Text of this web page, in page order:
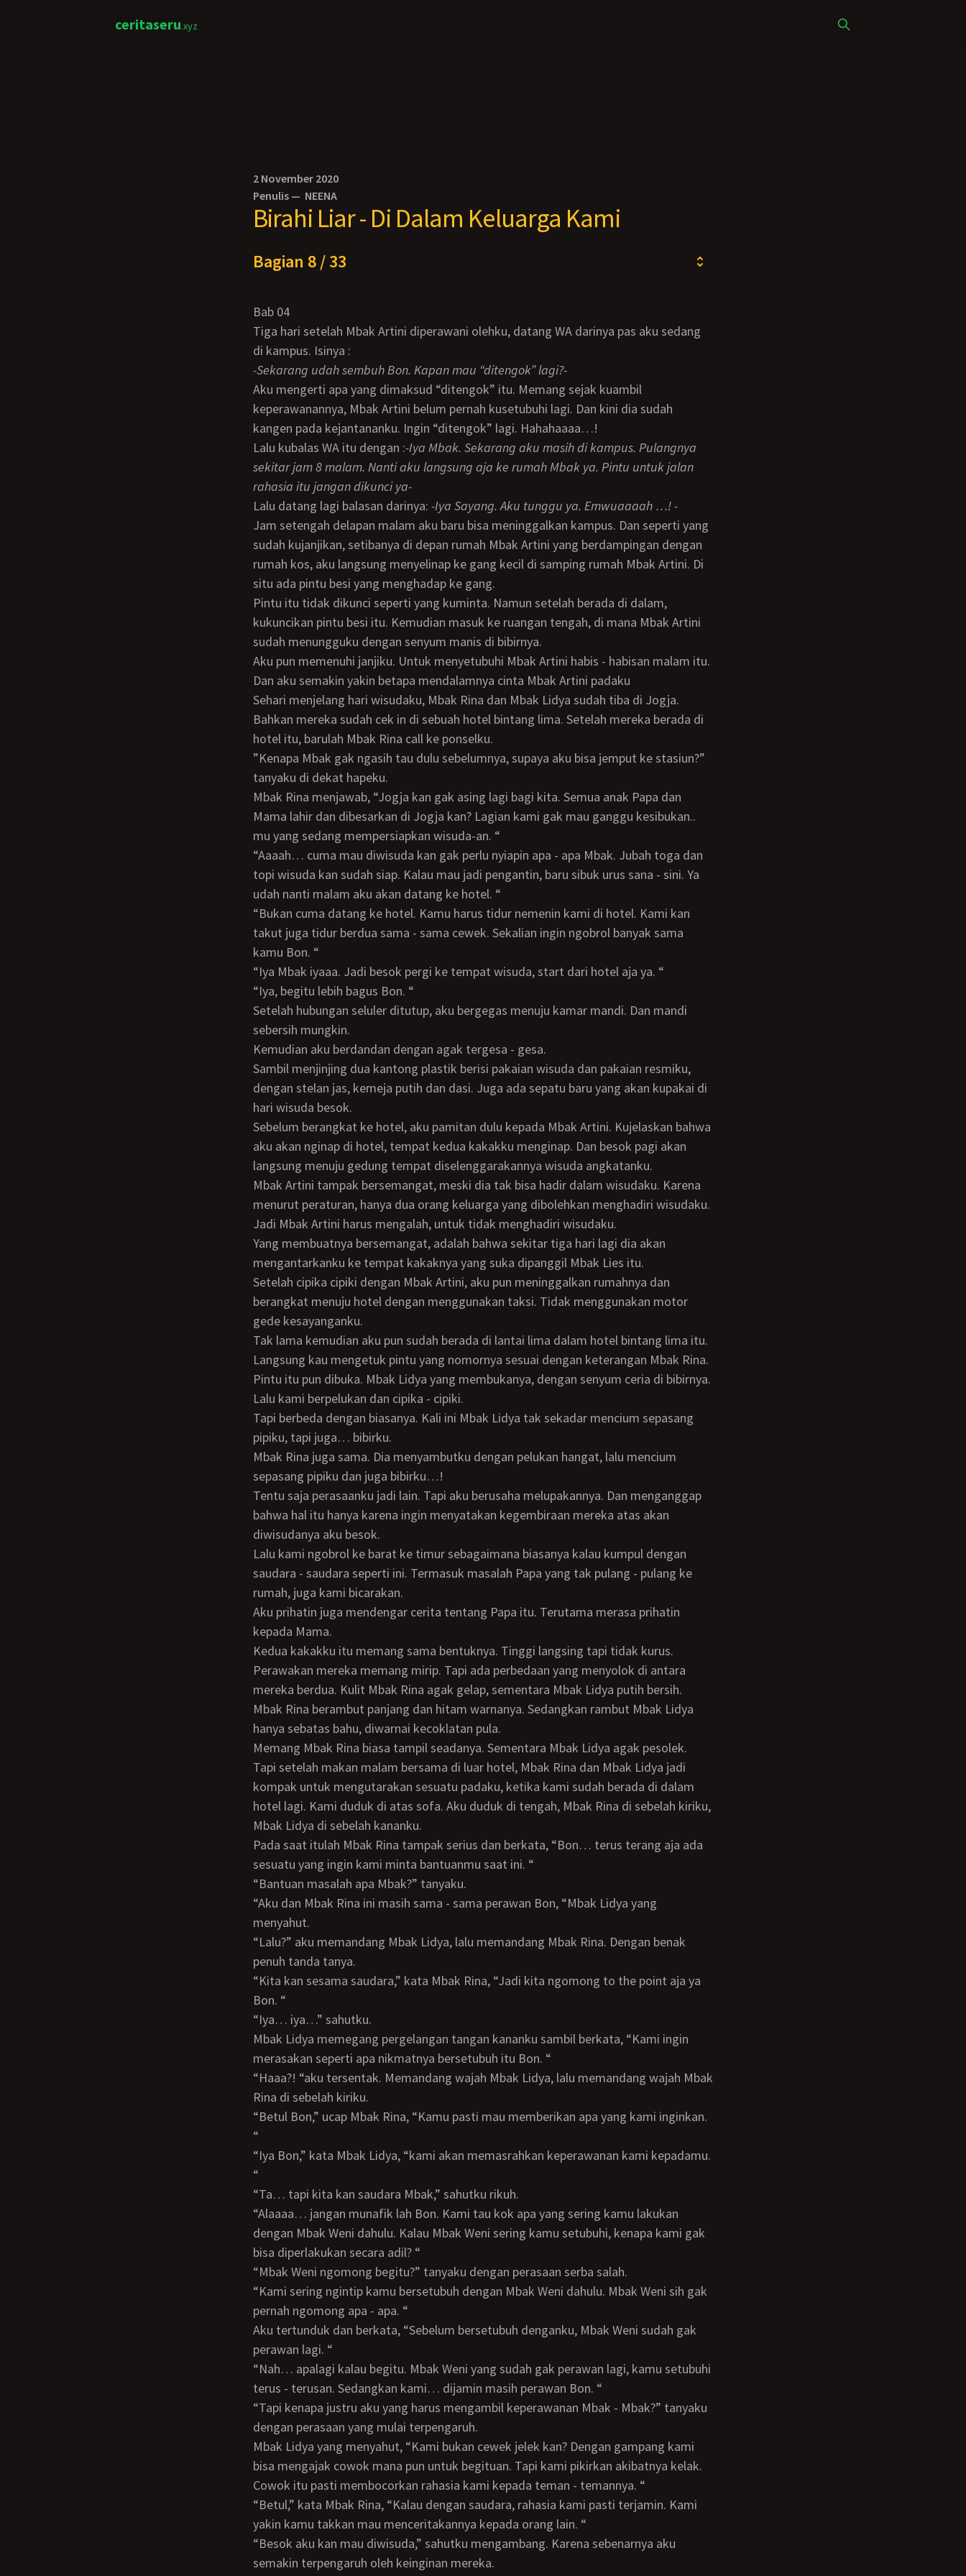
ceritaseru.xyz
2 November 2020
Penulis — NEENA
Birahi Liar - Di Dalam Keluarga Kami
Bagian 8 / 33
Bab 04
Tiga hari setelah Mbak Artini diperawani olehku, datang WA darinya pas aku sedang
di kampus. Isinya :
-Sekarang udah sembuh Bon. Kapan mau “ditengok” lagi?-
Aku mengerti apa yang dimaksud “ditengok” itu. Memang sejak kuambil
keperawanannya, Mbak Artini belum pernah kusetubuhi lagi. Dan kini dia sudah
kangen pada kejantananku. Ingin “ditengok” lagi. Hahahaaaa…!
Lalu kubalas WA itu dengan :-Iya Mbak. Sekarang aku masih di kampus. Pulangnya
sekitar jam 8 malam. Nanti aku langsung aja ke rumah Mbak ya. Pintu untuk jalan
rahasia itu jangan dikunci ya-
Lalu datang lagi balasan darinya: -Iya Sayang. Aku tunggu ya. Emwuaaaah …! -
Jam setengah delapan malam aku baru bisa meninggalkan kampus. Dan seperti yang
sudah kujanjikan, setibanya di depan rumah Mbak Artini yang berdampingan dengan
rumah kos, aku langsung menyelinap ke gang kecil di samping rumah Mbak Artini. Di
situ ada pintu besi yang menghadap ke gang.
Pintu itu tidak dikunci seperti yang kuminta. Namun setelah berada di dalam,
kukuncikan pintu besi itu. Kemudian masuk ke ruangan tengah, di mana Mbak Artini
sudah menungguku dengan senyum manis di bibirnya.
Aku pun memenuhi janjiku. Untuk menyetubuhi Mbak Artini habis - habisan malam itu.
Dan aku semakin yakin betapa mendalamnya cinta Mbak Artini padaku
Sehari menjelang hari wisudaku, Mbak Rina dan Mbak Lidya sudah tiba di Jogja.
Bahkan mereka sudah cek in di sebuah hotel bintang lima. Setelah mereka berada di
hotel itu, barulah Mbak Rina call ke ponselku.
”Kenapa Mbak gak ngasih tau dulu sebelumnya, supaya aku bisa jemput ke stasiun?”
tanyaku di dekat hapeku.
Mbak Rina menjawab, “Jogja kan gak asing lagi bagi kita. Semua anak Papa dan
Mama lahir dan dibesarkan di Jogja kan? Lagian kami gak mau ganggu kesibukan..
mu yang sedang mempersiapkan wisuda-an. “
“Aaaah… cuma mau diwisuda kan gak perlu nyiapin apa - apa Mbak. Jubah toga dan
topi wisuda kan sudah siap. Kalau mau jadi pengantin, baru sibuk urus sana - sini. Ya
udah nanti malam aku akan datang ke hotel. “
“Bukan cuma datang ke hotel. Kamu harus tidur nemenin kami di hotel. Kami kan
takut juga tidur berdua sama - sama cewek. Sekalian ingin ngobrol banyak sama
kamu Bon. “
“Iya Mbak iyaaa. Jadi besok pergi ke tempat wisuda, start dari hotel aja ya. “
“Iya, begitu lebih bagus Bon. “
Setelah hubungan seluler ditutup, aku bergegas menuju kamar mandi. Dan mandi
sebersih mungkin.
Kemudian aku berdandan dengan agak tergesa - gesa.
Sambil menjinjing dua kantong plastik berisi pakaian wisuda dan pakaian resmiku,
dengan stelan jas, kemeja putih dan dasi. Juga ada sepatu baru yang akan kupakai di
hari wisuda besok.
Sebelum berangkat ke hotel, aku pamitan dulu kepada Mbak Artini. Kujelaskan bahwa
aku akan nginap di hotel, tempat kedua kakakku menginap. Dan besok pagi akan
langsung menuju gedung tempat diselenggarakannya wisuda angkatanku.
Mbak Artini tampak bersemangat, meski dia tak bisa hadir dalam wisudaku. Karena
menurut peraturan, hanya dua orang keluarga yang dibolehkan menghadiri wisudaku.
Jadi Mbak Artini harus mengalah, untuk tidak menghadiri wisudaku.
Yang membuatnya bersemangat, adalah bahwa sekitar tiga hari lagi dia akan
mengantarkanku ke tempat kakaknya yang suka dipanggil Mbak Lies itu.
Setelah cipika cipiki dengan Mbak Artini, aku pun meninggalkan rumahnya dan
berangkat menuju hotel dengan menggunakan taksi. Tidak menggunakan motor
gede kesayanganku.
Tak lama kemudian aku pun sudah berada di lantai lima dalam hotel bintang lima itu.
Langsung kau mengetuk pintu yang nomornya sesuai dengan keterangan Mbak Rina.
Pintu itu pun dibuka. Mbak Lidya yang membukanya, dengan senyum ceria di bibirnya.
Lalu kami berpelukan dan cipika - cipiki.
Tapi berbeda dengan biasanya. Kali ini Mbak Lidya tak sekadar mencium sepasang
pipiku, tapi juga… bibirku.
Mbak Rina juga sama. Dia menyambutku dengan pelukan hangat, lalu mencium
sepasang pipiku dan juga bibirku…!
Tentu saja perasaanku jadi lain. Tapi aku berusaha melupakannya. Dan menganggap
bahwa hal itu hanya karena ingin menyatakan kegembiraan mereka atas akan
diwisudanya aku besok.
Lalu kami ngobrol ke barat ke timur sebagaimana biasanya kalau kumpul dengan
saudara - saudara seperti ini. Termasuk masalah Papa yang tak pulang - pulang ke
rumah, juga kami bicarakan.
Aku prihatin juga mendengar cerita tentang Papa itu. Terutama merasa prihatin
kepada Mama.
Kedua kakakku itu memang sama bentuknya. Tinggi langsing tapi tidak kurus.
Perawakan mereka memang mirip. Tapi ada perbedaan yang menyolok di antara
mereka berdua. Kulit Mbak Rina agak gelap, sementara Mbak Lidya putih bersih.
Mbak Rina berambut panjang dan hitam warnanya. Sedangkan rambut Mbak Lidya
hanya sebatas bahu, diwarnai kecoklatan pula.
Memang Mbak Rina biasa tampil seadanya. Sementara Mbak Lidya agak pesolek.
Tapi setelah makan malam bersama di luar hotel, Mbak Rina dan Mbak Lidya jadi
kompak untuk mengutarakan sesuatu padaku, ketika kami sudah berada di dalam
hotel lagi. Kami duduk di atas sofa. Aku duduk di tengah, Mbak Rina di sebelah kiriku,
Mbak Lidya di sebelah kananku.
Pada saat itulah Mbak Rina tampak serius dan berkata, “Bon… terus terang aja ada
sesuatu yang ingin kami minta bantuanmu saat ini. “
“Bantuan masalah apa Mbak?” tanyaku.
“Aku dan Mbak Rina ini masih sama - sama perawan Bon, “Mbak Lidya yang
menyahut.
“Lalu?” aku memandang Mbak Lidya, lalu memandang Mbak Rina. Dengan benak
penuh tanda tanya.
“Kita kan sesama saudara,” kata Mbak Rina, “Jadi kita ngomong to the point aja ya
Bon. “
“Iya… iya…” sahutku.
Mbak Lidya memegang pergelangan tangan kananku sambil berkata, “Kami ingin
merasakan seperti apa nikmatnya bersetubuh itu Bon. “
“Haaa?! “aku tersentak. Memandang wajah Mbak Lidya, lalu memandang wajah Mbak
Rina di sebelah kiriku.
“Betul Bon,” ucap Mbak Rina, “Kamu pasti mau memberikan apa yang kami inginkan.
“
“Iya Bon,” kata Mbak Lidya, “kami akan memasrahkan keperawanan kami kepadamu.
“
“Ta… tapi kita kan saudara Mbak,” sahutku rikuh.
“Alaaaa… jangan munafik lah Bon. Kami tau kok apa yang sering kamu lakukan
dengan Mbak Weni dahulu. Kalau Mbak Weni sering kamu setubuhi, kenapa kami gak
bisa diperlakukan secara adil? “
“Mbak Weni ngomong begitu?” tanyaku dengan perasaan serba salah.
“Kami sering ngintip kamu bersetubuh dengan Mbak Weni dahulu. Mbak Weni sih gak
pernah ngomong apa - apa. “
Aku tertunduk dan berkata, “Sebelum bersetubuh denganku, Mbak Weni sudah gak
perawan lagi. “
“Nah… apalagi kalau begitu. Mbak Weni yang sudah gak perawan lagi, kamu setubuhi
terus - terusan. Sedangkan kami… dijamin masih perawan Bon. “
“Tapi kenapa justru aku yang harus mengambil keperawanan Mbak - Mbak?” tanyaku
dengan perasaan yang mulai terpengaruh.
Mbak Lidya yang menyahut, “Kami bukan cewek jelek kan? Dengan gampang kami
bisa mengajak cowok mana pun untuk begituan. Tapi kami pikirkan akibatnya kelak.
Cowok itu pasti membocorkan rahasia kami kepada teman - temannya. “
“Betul,” kata Mbak Rina, “Kalau dengan saudara, rahasia kami pasti terjamin. Kami
yakin kamu takkan mau menceritakannya kepada orang lain. “
“Besok aku kan mau diwisuda,” sahutku mengambang. Karena sebenarnya aku
semakin terpengaruh oleh keinginan mereka.